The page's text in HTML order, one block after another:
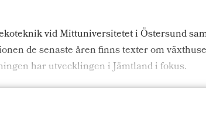
vid Mittuniversitetet i Östersund
de senaste åren finns texter om
har utvecklingen i Jämtland i fokus.